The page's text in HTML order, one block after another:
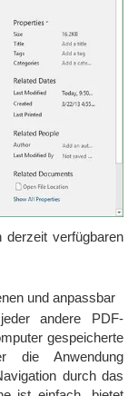
derzeit verfügbaren
und anpassbar
andere PDF-
gespeicherte
die Anwendung
durch das